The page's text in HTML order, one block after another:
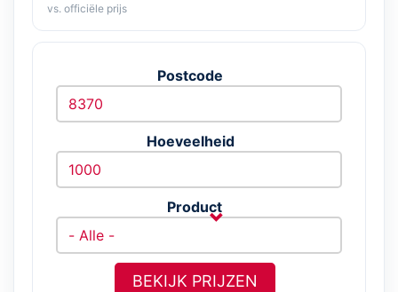
vs. officiële prijs
Postcode
Hoeveelheid
Product
BEKIJK PRIJZEN